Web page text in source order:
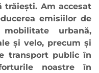
trăiești. Am accesat
emisiilor de
urbană,
și velo, precum și
transport public în
noastre în